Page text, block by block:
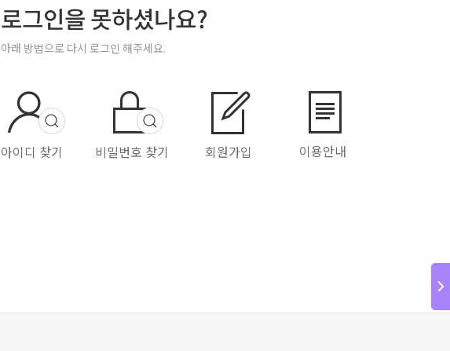
로그인을 못하셨나요?
아래 방법으로 다시 로그인 해주세요.
아이디 찾기 비밀번호 찾기 회원가입 이용안내